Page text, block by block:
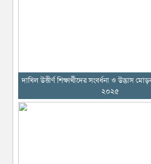
দাখিল উত্তীর্ণ শিক্ষার্থীদের সংবর্ধনা ও উদ্ভাস
২০২৫